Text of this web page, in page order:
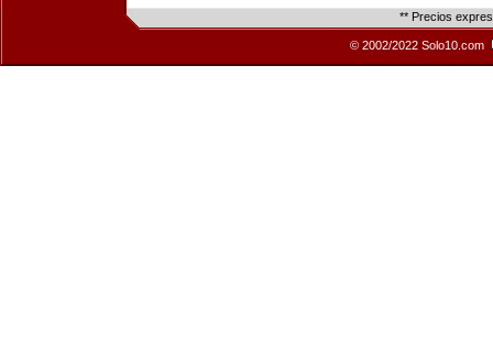
** Precios
© 2002/2022 Solo10.com